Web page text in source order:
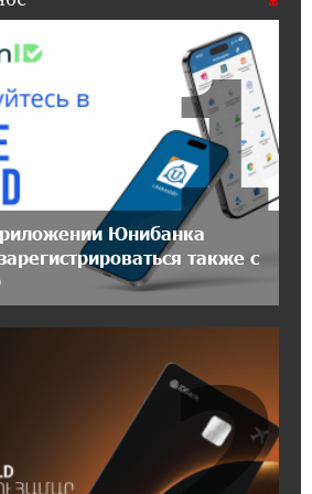
07-2026
Microsoft Innovation Center помогают
развивать навыки
Ucom в Шенаване
солнечная станция мощностью
разыграет поездку в Италию среди
карт Mastercard World
есть разногласия, но связи
Юнибанка
также с
1
2